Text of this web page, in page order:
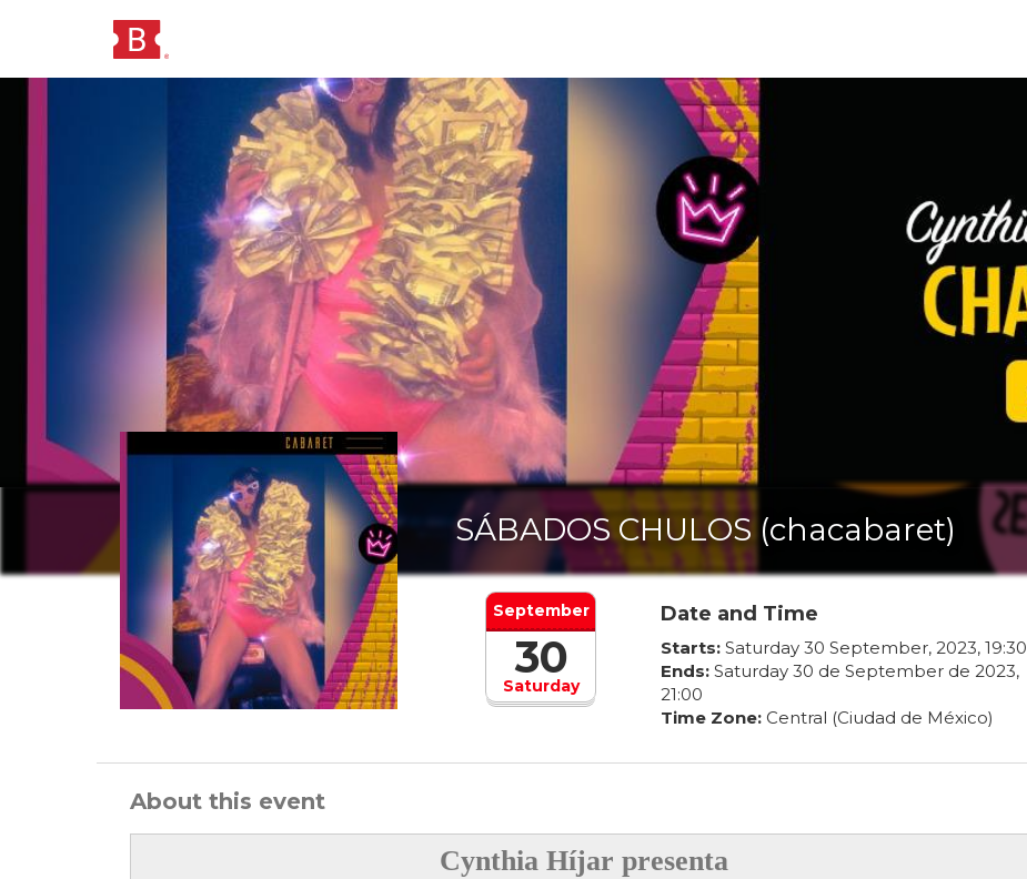
SÁBADOS CHULOS (chacabaret)
Saturday
September
30
Date and Time
Starts: Saturday 30 September, 2023, 19:30
Ends: Saturday 30 de Septemberde 2023,
21:00
Time Zone: Central (Ciudad de México)
About this event
Cynthia Híjar presenta